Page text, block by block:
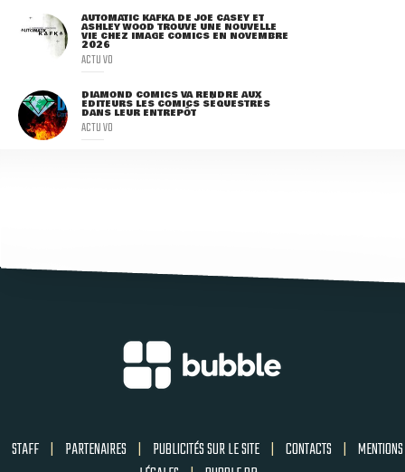
AUTOMATIC KAFKA DE JOE CASEY ET
ASHLEY WOOD TROUVE UNE NOUVELLE
VIE CHEZ IMAGE COMICS EN NOVEMBRE
2026
ACTU VO
DIAMOND COMICS VA RENDRE AUX
ÉDITEURS LES COMICS SÉQUESTRÉS
DANS LEUR ENTREPÔT
ACTU VO
STAFF | PARTENAIRES | PUBLICITÉS SUR LE SITE | CONTACTS | MENTIONS